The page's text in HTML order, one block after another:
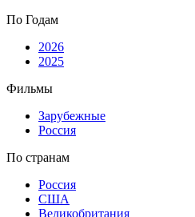
По Годам
2026
2025
Фильмы
Зарубежные
Россия
По странам
Россия
США
Великобритания